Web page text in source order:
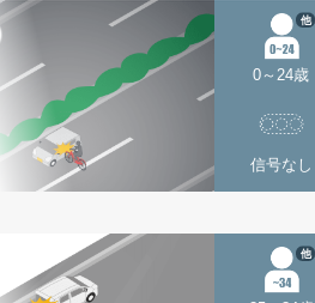
0～24歳
他
信号なし
他